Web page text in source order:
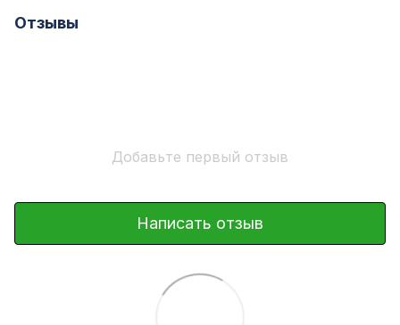
Отзывы
Добавьте первый отзыв
Написать отзыв